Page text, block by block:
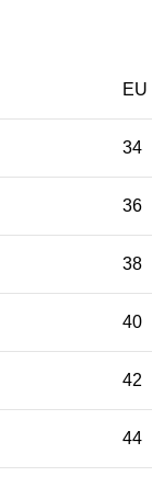
EU
34
36
38
40
42
44